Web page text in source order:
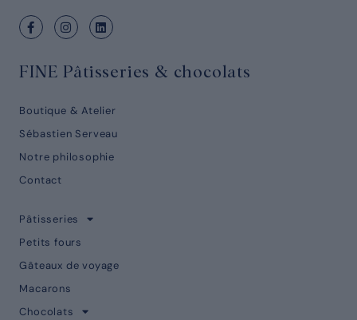
FINE Pâtisseries & chocolats
Boutique & Atelier
Sébastien Serveau
Notre philosophie
Contact
Pâtisseries
Petits fours
Gâteaux de voyage
Macarons
Chocolats